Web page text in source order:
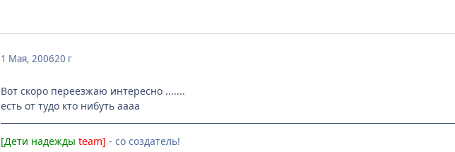
1 Мая, 200620 г
Вот скоро переезжаю интересно .......
есть от тудо кто нибуть аааа
[Дети надежды team] - со создатель!